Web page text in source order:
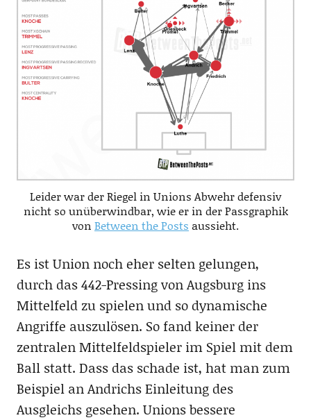
Leider war der Riegel in Unions Abwehr defensiv
nicht so unüberwindbar, wie er in der Passgraphik
von Between the Posts aussieht.
Es ist Union noch eher selten gelungen,
durch das 442-Pressing von Augsburg ins
Mittelfeld zu spielen und so dynamische
Angriffe auszulösen. So fand keiner der
zentralen Mittelfeldspieler im Spiel mit dem
Ball statt. Dass das schade ist, hat man zum
Beispiel an Andrichs Einleitung des
Ausgleichs gesehen. Unions bessere